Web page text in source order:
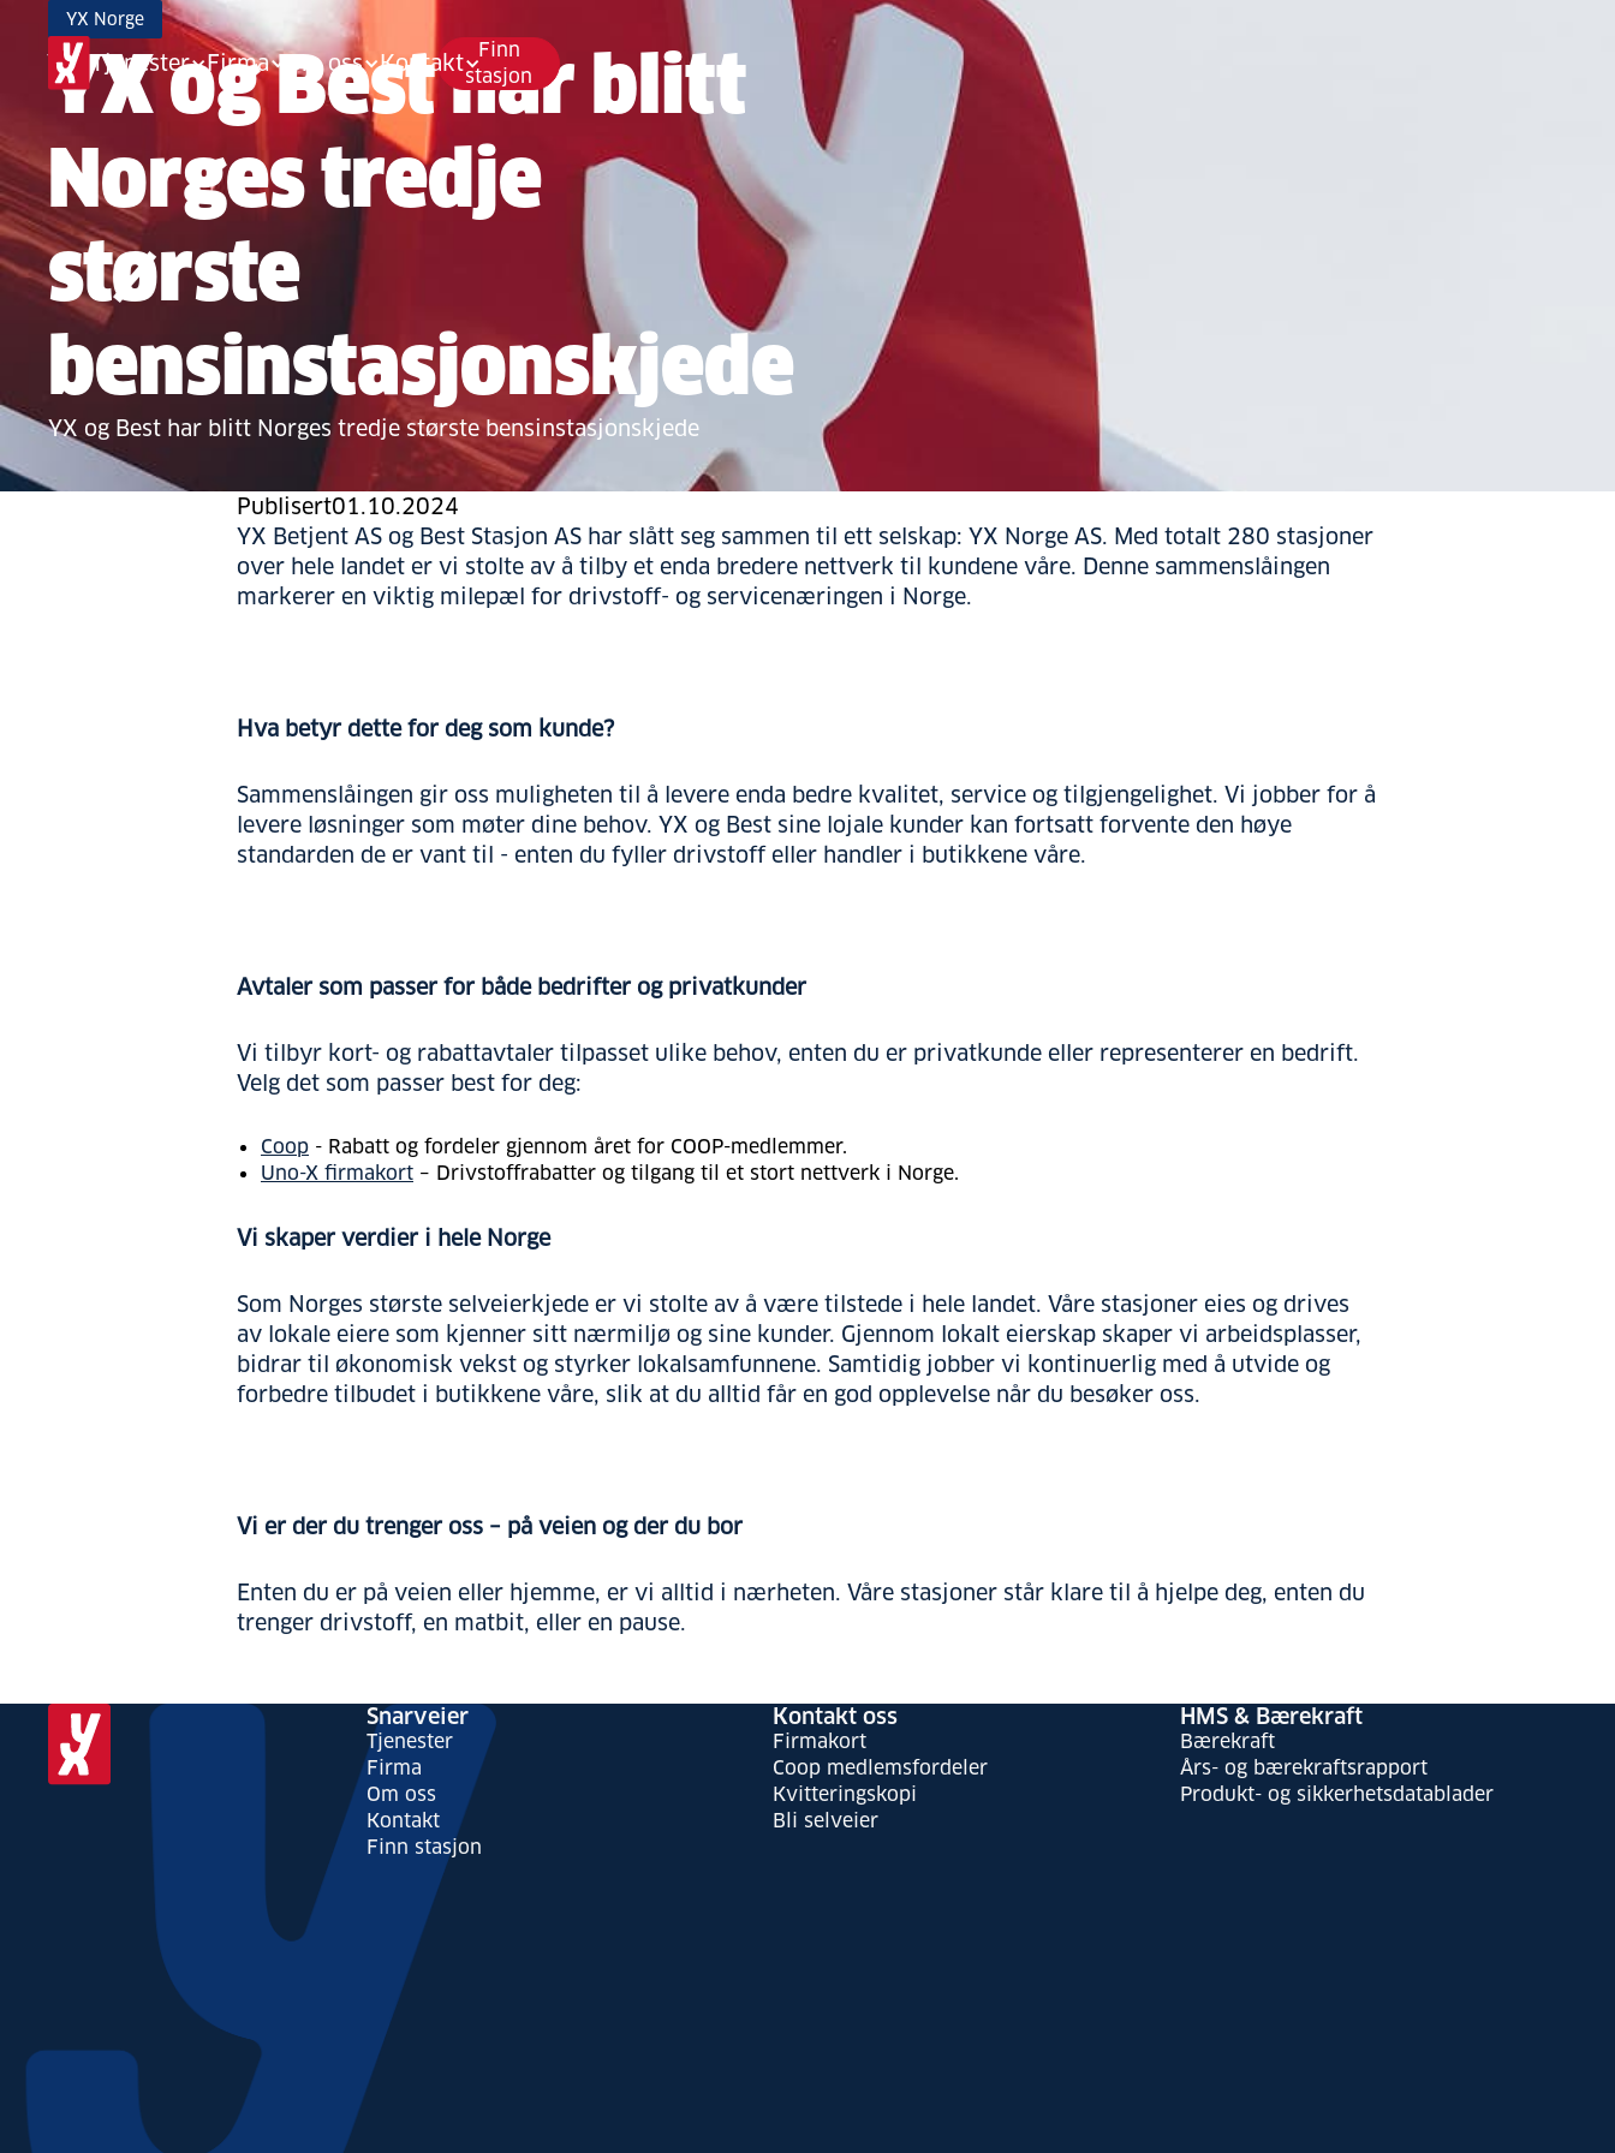
Tjenester Firma Om oss Kontakt
Finn
stasjon
YX Norge
YX og Best har blitt
Norges tredje
største
bensinstasjonskjede
YX og Best har blitt Norges tredje største bensinstasjonskjede
Publisert01.10.2024
YX Betjent AS og Best Stasjon AS har slått seg sammen til ett selskap: YX Norge AS. Med totalt 280 stasjoner
over hele landet er vi stolte av å tilby et enda bredere nettverk til kundene våre. Denne sammenslåingen
markerer en viktig milepæl for drivstoff- og servicenæringen i Norge.
Hva betyr dette for deg som kunde?
‌Sammenslåingen gir oss muligheten til å levere enda bedre kvalitet, service og tilgjengelighet. Vi jobber for å
levere løsninger som møter dine behov. YX og Best sine lojale kunder kan fortsatt forvente den høye
standarden de er vant til - enten du fyller drivstoff eller handler i butikkene våre.
Avtaler som passer for både bedrifter og privatkunder
Vi tilbyr kort- og rabattavtaler tilpasset ulike behov, enten du er privatkunde eller representerer en bedrift.
Velg det som passer best for deg:
Coop - Rabatt og fordeler gjennom året for COOP-medlemmer.
Uno-X firmakort – Drivstoffrabatter og tilgang til et stort nettverk i Norge.
Vi skaper verdier i hele Norge
Som Norges største selveierkjede er vi stolte av å være tilstede i hele landet. Våre stasjoner eies og drives
av lokale eiere som kjenner sitt nærmiljø og sine kunder. Gjennom lokalt eierskap skaper vi arbeidsplasser,
bidrar til økonomisk vekst og styrker lokalsamfunnene. Samtidig jobber vi kontinuerlig med å utvide og
forbedre tilbudet i butikkene våre, slik at du alltid får en god opplevelse når du besøker oss.
Vi er der du trenger oss – på veien og der du bor
Enten du er på veien eller hjemme, er vi alltid i nærheten. Våre stasjoner står klare til å hjelpe deg, enten du
trenger drivstoff, en matbit, eller en pause.
Snarveier
Tjenester
Firma
Om oss
Kontakt
Finn stasjon
Kontakt oss
Firmakort
Coop medlemsfordeler
Kvitteringskopi
Bli selveier
HMS & Bærekraft
Bærekraft
Års- og bærekraftsrapport
Produkt- og sikkerhetsdatablader